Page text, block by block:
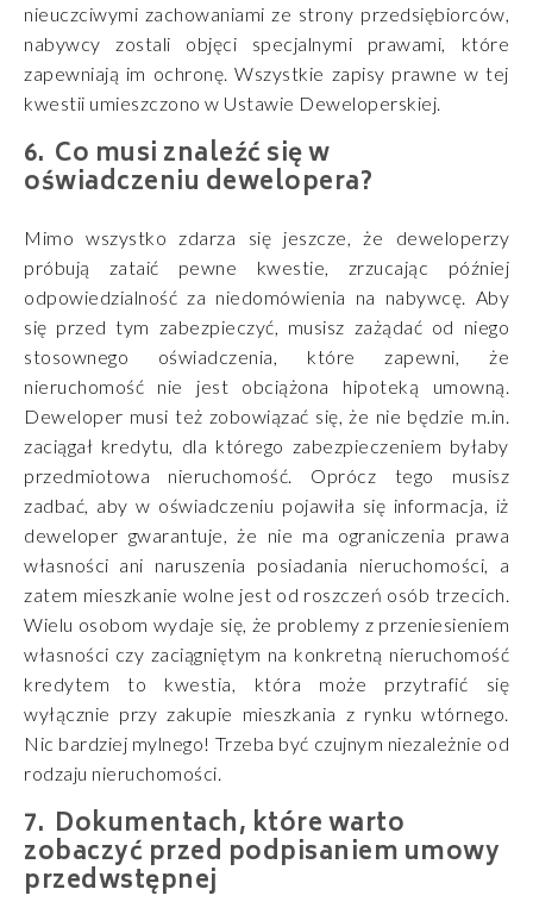
nieuczciwymi zachowaniami ze strony przedsiębiorców,
nabywcy zostali objęci specjalnymi prawami, które
zapewniają im ochronę. Wszystkie zapisy prawne w tej
kwestii umieszczono w Ustawie Deweloperskiej.
Co musi znaleźć się w
oświadczeniu dewelopera?
Mimo wszystko zdarza się jeszcze, że deweloperzy
próbują zataić pewne kwestie, zrzucając później
odpowiedzialność za niedomówienia na nabywcę. Aby
się przed tym zabezpieczyć, musisz zażądać od niego
stosownego oświadczenia, które zapewni, że
nieruchomość nie jest obciążona hipoteką umowną.
Deweloper musi też zobowiązać się, że nie będzie m.in.
zaciągał kredytu, dla którego zabezpieczeniem byłaby
przedmiotowa nieruchomość. Oprócz tego musisz
zadbać, aby w oświadczeniu pojawiła się informacja, iż
deweloper gwarantuje, że nie ma ograniczenia prawa
własności ani naruszenia posiadania nieruchomości, a
zatem mieszkanie wolne jest od roszczeń osób trzecich.
Wielu osobom wydaje się, że problemy z przeniesieniem
własności czy zaciągniętym na konkretną nieruchomość
kredytem to kwestia, która może przytrafić się
wyłącznie przy zakupie mieszkania z rynku wtórnego.
Nic bardziej mylnego! Trzeba być czujnym niezależnie od
rodzaju nieruchomości.
Dokumentach, które warto
zobaczyć przed podpisaniem umowy
przedwstępnej